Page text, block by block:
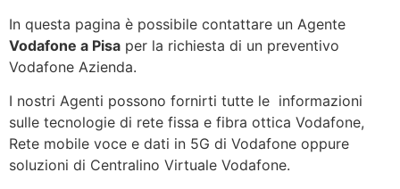
In questa pagina è possibile contattare un Agente
Vodafone a Pisa per la richiesta di un preventivo
Vodafone Azienda.
I nostri Agenti possono fornirti tutte le informazioni
sulle tecnologie di rete fissa e fibra ottica Vodafone,
Rete mobile voce e dati in 5G di Vodafone oppure
soluzioni di Centralino Virtuale Vodafone.